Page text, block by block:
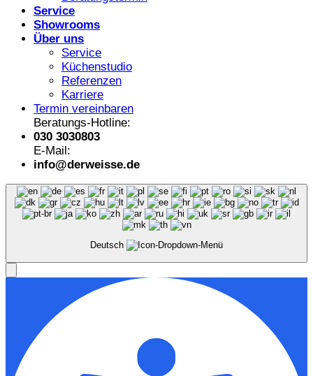
Service
Showrooms
Über uns
Service
Küchenstudio
Referenzen
Karriere
Termin vereinbaren
Beratungs-Hotline:
030 3030803
E-Mail:
info@derweisse.de
Deutsch